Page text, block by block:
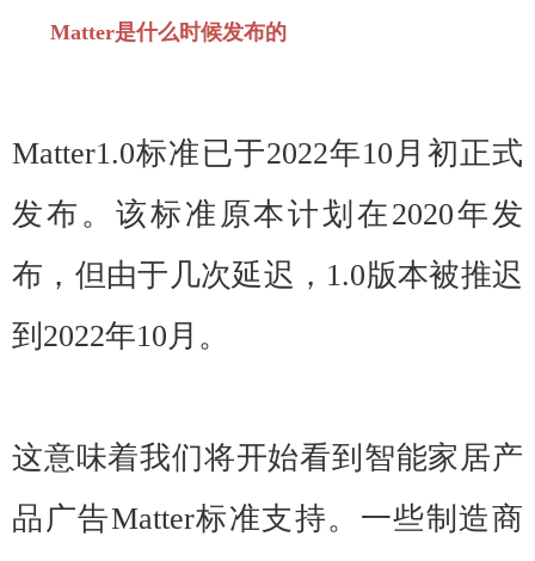
Matter是什么时候发布的
Matter1.0标准已于2022年10月初正式
发布。该标准原本计划在2020年发
布，但由于几次延迟，1.0版本被推迟
到2022年10月。
这意味着我们将开始看到智能家居产
品广告Matter标准支持。一些制造商